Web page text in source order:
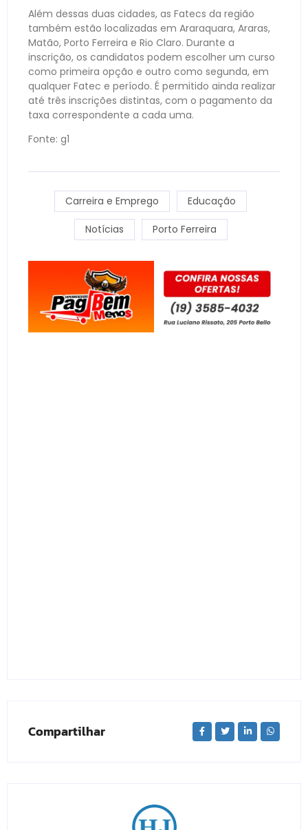
Além dessas duas cidades, as Fatecs da região
também estão localizadas em Araraquara, Araras,
Matão, Porto Ferreira e Rio Claro. Durante a
inscrição, os candidatos podem escolher um curso
como primeira opção e outro como segunda, em
qualquer Fatec e período. É permitido ainda realizar
até três inscrições distintas, com o pagamento da
taxa correspondente a cada uma.
Fonte: g1
Carreira e Emprego Educação
Notícias Porto Ferreira
Compartilhar